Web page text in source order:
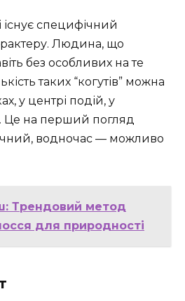
специфічний
Людина, що
без особливих на те
таких “когутів” можна
у центрі подій, у
Це на перший погляд
водночас — можливо
Трендовий метод
для природності